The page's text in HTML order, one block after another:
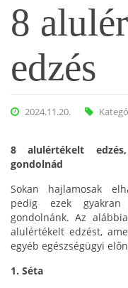
8
edzés
2024.11.20.
8 alulértékelt
gondolnád
Sokan hajlamosak
pedig ezek
gondolnánk. Az
alulértékelt edzést,
egyéb egészségügyi
1. Séta